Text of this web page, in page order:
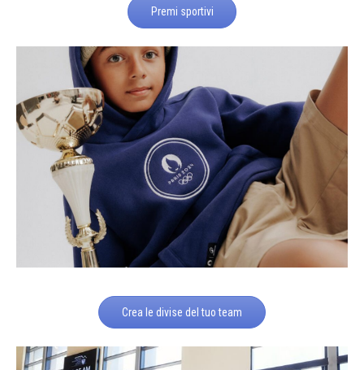
Premi sportivi
Crea le divise del tuo team